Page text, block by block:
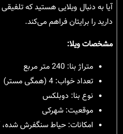
آیا به دنبال ویلایی هستید که
دارید را برایتان فراهم می‌کند.
مشخصات ویلا:
متراژ بنا: 240 متر مربع
تعداد خواب: 4 (همگی مستر)
نوع بنا: دوبلکس
موقعیت: شهرکی
امکانات: حیاط سنگفرش شده،